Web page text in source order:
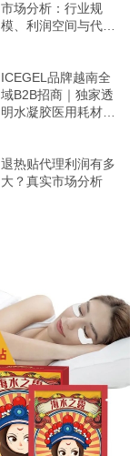
市场分析：行业规
模、利润空间与代理
ICEGEL品牌越南全
域B2B招商｜独家透
明水凝胶医用耗材
退热贴代理利润有多
大？真实市场分析